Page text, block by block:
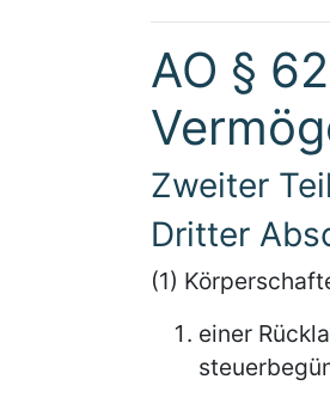
AO §
Zweiter
Dritter
(1)
einer